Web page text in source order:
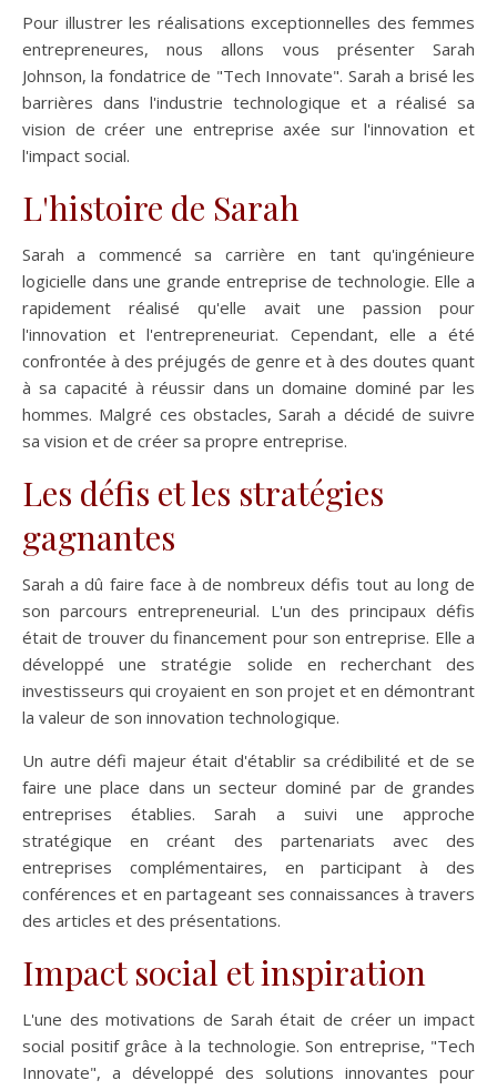
Pour illustrer les réalisations exceptionnelles des femmes
entrepreneures, nous allons vous présenter Sarah
Johnson, la fondatrice de "Tech Innovate". Sarah a brisé les
barrières dans l'industrie technologique et a réalisé sa
vision de créer une entreprise axée sur l'innovation et
l'impact social.
L'histoire de Sarah
Sarah a commencé sa carrière en tant qu'ingénieure
logicielle dans une grande entreprise de technologie. Elle a
rapidement réalisé qu'elle avait une passion pour
l'innovation et l'entrepreneuriat. Cependant, elle a été
confrontée à des préjugés de genre et à des doutes quant
à sa capacité à réussir dans un domaine dominé par les
hommes. Malgré ces obstacles, Sarah a décidé de suivre
sa vision et de créer sa propre entreprise.
Les défis et les stratégies
gagnantes
Sarah a dû faire face à de nombreux défis tout au long de
son parcours entrepreneurial. L'un des principaux défis
était de trouver du financement pour son entreprise. Elle a
développé une stratégie solide en recherchant des
investisseurs qui croyaient en son projet et en démontrant
la valeur de son innovation technologique.
Un autre défi majeur était d'établir sa crédibilité et de se
faire une place dans un secteur dominé par de grandes
entreprises établies. Sarah a suivi une approche
stratégique en créant des partenariats avec des
entreprises complémentaires, en participant à des
conférences et en partageant ses connaissances à travers
des articles et des présentations.
Impact social et inspiration
L'une des motivations de Sarah était de créer un impact
social positif grâce à la technologie. Son entreprise, "Tech
Innovate", a développé des solutions innovantes pour